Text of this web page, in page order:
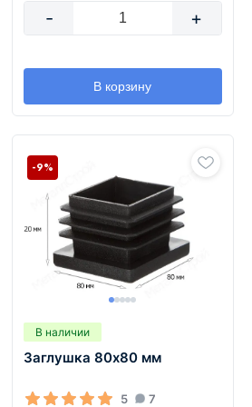
- +
В корзину
В наличии
Заглушка 80х80 мм
5 7
-9%